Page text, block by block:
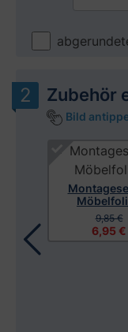
Zubehör
Bild
6,95 €
9,85 €